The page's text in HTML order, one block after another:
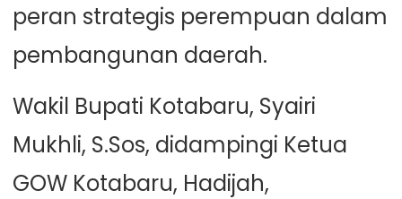
peran strategis perempuan dalam
pembangunan daerah.
Wakil Bupati Kotabaru, Syairi
Mukhli, S.Sos, didampingi Ketua
GOW Kotabaru, Hadijah,